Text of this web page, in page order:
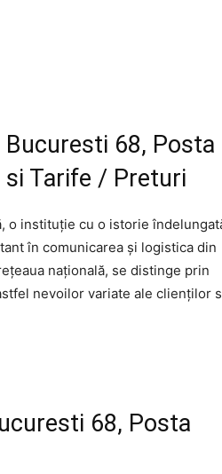
68, Posta
si Tarife / Preturi
o instituție cu o istorie
în comunicarea și logistica din
națională, se distinge prin
nevoilor variate ale clienților
68, Posta